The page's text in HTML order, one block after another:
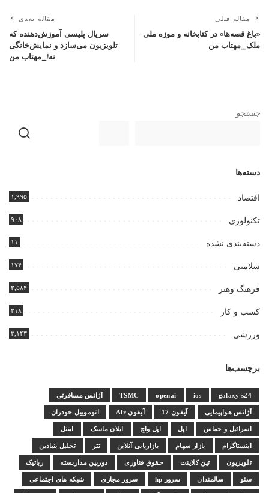
مقاله قبلی
«باغ قصه‌ها» در کتابخانه و موزه ملی
ملک_مهتاب من
مقاله بعدی
سریال پلیسی آموزش‌دهنده که
تلویزیون می‌سازد و نمایش‌خانگی
نه!_مهتاب من
جستجو
دسته‌ها
اقتصاد ۱,۹۹۵
تکنولوژی ۹۰۸
دسته‌بندی نشده ۱۱
سلامتی ۱۷۴
فرهنگ وهنر ۲,۵۸۴
کسب و کار ۳۱۸
ورزشی ۳,۱۴۳
برچسب‌ها
galaxy s24
ios
openai
TSMC آژانس مسافرتی
آژانس هواپیمایی آیفون 17 آیفون Air اتوموبیل خودران
اسرائیل و حماس اپل اپل واچ ایلان ماسک اینتل
اینستاگرام بازار سهام بازاریابی آنلاین تتر تحلیل بنیادین
تلویزیون تین کلاینت حقوق فناوری دوربین مداربسته رباتیک
سئو سالمندان سرور hp سرور مجازی شبکه های اجتماعی